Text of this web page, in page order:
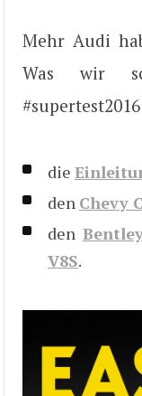
Mehr Audi
Was wir
die
den Chevy
den
V8S.